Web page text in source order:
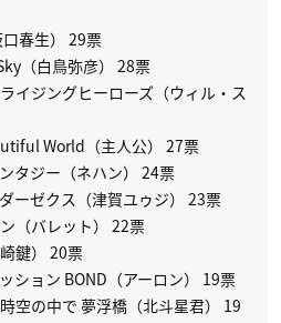
春生） 29票
（白鳥弥彦） 28票
イジングヒーローズ（ウィル・ス
World（主人公） 27票
タジー（ネハン） 24票
ーゼクス（津賀ユゥジ） 23票
（バレット） 22票
鍵） 20票
ション BOND（アーロン） 19票
空の中で 夢浮橋（北斗星君） 19